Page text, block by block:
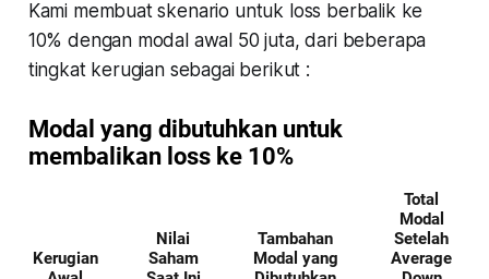
Kami membuat skenario untuk loss berbalik ke
10% dengan modal awal 50 juta, dari beberapa
tingkat kerugian sebagai berikut :